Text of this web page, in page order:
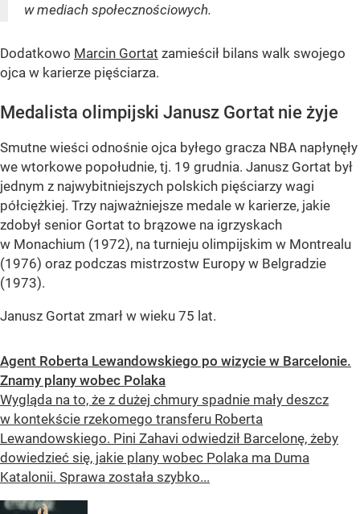
w mediach społecznościowych.
Dodatkowo Marcin Gortat zamieścił bilans walk swojego
ojca w karierze pięściarza.
Medalista olimpijski Janusz Gortat nie żyje
Smutne wieści odnośnie ojca byłego gracza NBA napłynęły
we wtorkowe popołudnie, tj. 19 grudnia. Janusz Gortat był
jednym z najwybitniejszych polskich pięściarzy wagi
półciężkiej. Trzy najważniejsze medale w karierze, jakie
zdobył senior Gortat to brązowe na igrzyskach
w Monachium (1972), na turnieju olimpijskim w Montrealu
(1976) oraz podczas mistrzostw Europy w Belgradzie
(1973).
Janusz Gortat zmarł w wieku 75 lat.
Agent Roberta Lewandowskiego po wizycie w Barcelonie.
Znamy plany wobec Polaka
Wygląda na to, że z dużej chmury spadnie mały deszcz
w kontekście rzekomego transferu Roberta
Lewandowskiego. Pini Zahavi odwiedził Barcelonę, żeby
dowiedzieć się, jakie plany wobec Polaka ma Duma
Katalonii. Sprawa została szybko...